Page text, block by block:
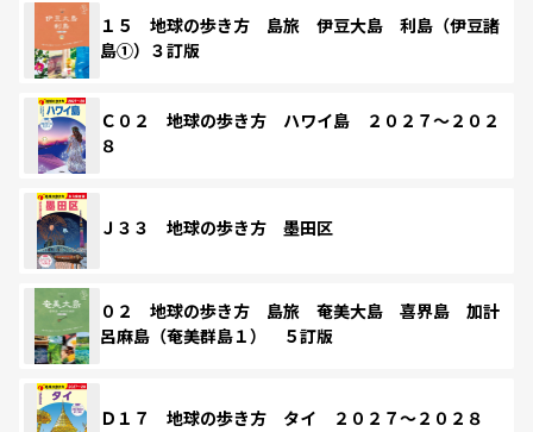
１５ 地球の歩き方 島旅 伊豆大島 利島（伊豆諸
島①）３訂版
Ｃ０２ 地球の歩き方 ハワイ島 ２０２７～２０２
８
Ｊ３３ 地球の歩き方 墨田区
０２ 地球の歩き方 島旅 奄美大島 喜界島 加計
呂麻島（奄美群島１） ５訂版
Ｄ１７ 地球の歩き方 タイ ２０２７～２０２８